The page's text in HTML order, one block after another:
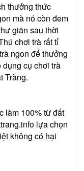
thưởng thức
mà nó còn đem
giãn sau thời
chơi trà rất tỉ
ngon để thưởng
cụ chơi trà
Tràng.
làm 100% từ đất
lựa chọn
không có hại